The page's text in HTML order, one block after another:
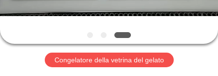
CONTROLLO
DI
QUALITÀ
CONTATTICICongelatore della vetrina del gelato